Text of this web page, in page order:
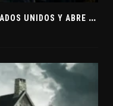
U
N METEORO EXPLOTA SOBRE ESTADOS UNIDOS Y ABRE LA PISTA DE POLAR-IM, UN POSIBLE VISITANTE INTERESTELAR